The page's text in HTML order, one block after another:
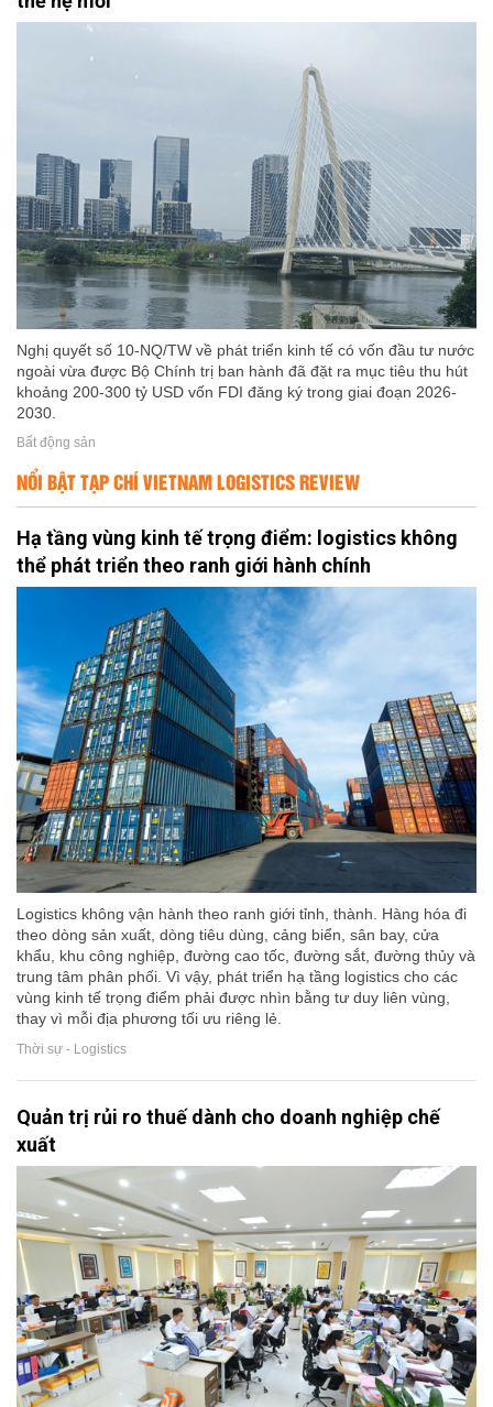
Nghị quyết số 10-NQ/TW về phát triển kinh tế có vốn đầu tư nước
ngoài vừa được Bộ Chính trị ban hành đã đặt ra mục tiêu thu hút
khoảng 200-300 tỷ USD vốn FDI đăng ký trong giai đoạn 2026-
2030.
Bất động sản
NỔI BẬT TẠP CHÍ VIETNAM LOGISTICS REVIEW
Hạ tầng vùng kinh tế trọng điểm: logistics không
thể phát triển theo ranh giới hành chính
Logistics không vận hành theo ranh giới tỉnh, thành. Hàng hóa đi
theo dòng sản xuất, dòng tiêu dùng, cảng biển, sân bay, cửa
khẩu, khu công nghiệp, đường cao tốc, đường sắt, đường thủy và
trung tâm phân phối. Vì vậy, phát triển hạ tầng logistics cho các
vùng kinh tế trọng điểm phải được nhìn bằng tư duy liên vùng,
thay vì mỗi địa phương tối ưu riêng lẻ.
Thời sự - Logistics
Quản trị rủi ro thuế dành cho doanh nghiệp chế
xuất